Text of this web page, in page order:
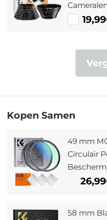
Kopen Samen
49 mm
Circulair
18
58 mm